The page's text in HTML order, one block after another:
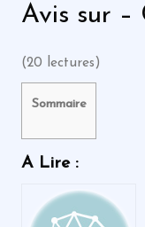
Avis sur –
(20 lectures)
Sommaire
A Lire :